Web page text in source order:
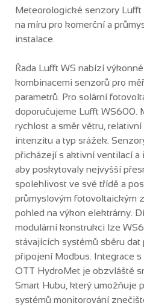
Meteorologické senzory
na míru pro komerční a
instalace.
Řada Lufft WS nabízí
kombinacemi senzorů pro
parametrů. Pro solární
doporučujeme Lufft WS600.
rychlost a směr větru,
intenzitu a typ srážek.
přicházejí s aktivní ventilací a
aby poskytovaly nejvyšší
spolehlivost ve své třídě a
průmyslovým fotovoltaickým
pohled na výkon elektrárny.
modulární konstrukci lze
stávajících systémů sběru
připojení Modbus. Integrace
OTT HydroMet je obzvláště
Smart Hubu, který umožňuje
systémů monitorování